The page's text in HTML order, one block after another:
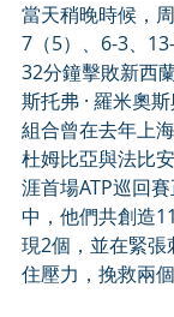
當天稍晚時候，
7（5）、6-3、
32分鐘擊敗新西
斯托弗 · 羅米奧
組合曾在去年上
杜姆比亞與法比
涯首場ATP巡回
中，他們共創造
現2個，並在緊
住壓力，挽救兩